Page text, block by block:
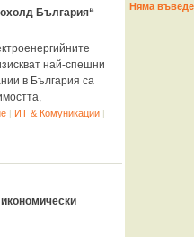
България“
най-спешни
в България са
| ИТ & Комуникации |
Няма